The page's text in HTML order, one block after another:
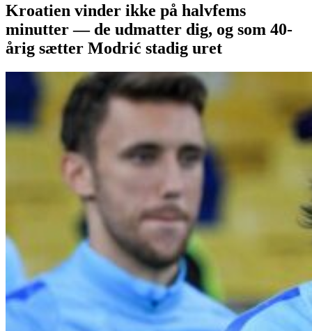
Kroatien vinder ikke på halvfems
minutter — de udmatter dig, og som 40-
årig sætter Modrić stadig uret